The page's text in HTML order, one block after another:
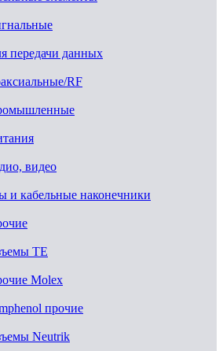
передачи данных
RF
видео
и кабельные наконечники
TE
Molex
прочие
Neutrik